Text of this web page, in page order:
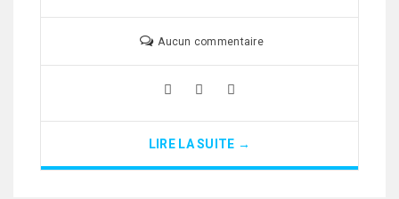
Aucun commentaire
LIRE LA SUITE →